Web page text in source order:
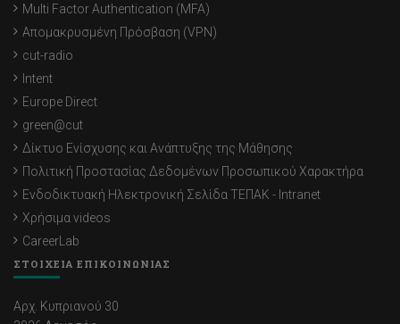
Multi Factor Authentication (MFA)
Απομακρυσμένη Πρόσβαση (VPN)
cut-radio
Intent
Europe Direct
green@cut
Δίκτυο Ενίσχυσης και Ανάπτυξης της Μάθησης
Πολιτική Προστασίας Δεδομένων Προσωπικού Χαρακτήρα
Ενδοδικτυακή Ηλεκτρονική Σελίδα ΤΕΠΑΚ - Intranet
Χρήσιμα videos
CareerLab
ΣΤΟΙΧΕΙΑ ΕΠΙΚΟΙΝΩΝΙΑΣ
Αρχ. Κυπριανού 30